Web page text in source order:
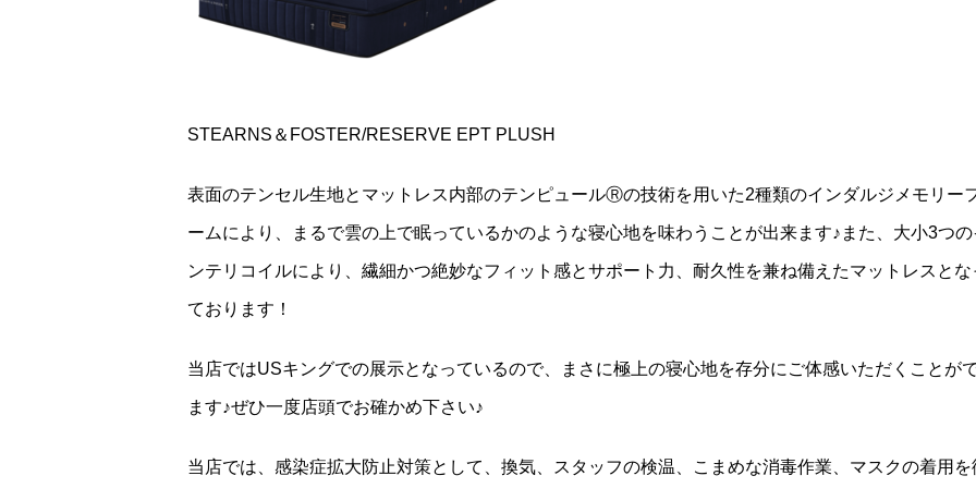
STEARNS＆FOSTER/RESERVE EPT PLUSH
表面のテンセル生地とマットレス内部のテンピュールⓇの技術を用いた2種類のインダルジメモリー
ームにより、まるで雲の上で眠っているかのような寝心地を味わうことが出来ます♪また、大小3つの
ンテリコイルにより、繊細かつ絶妙なフィット感とサポート力、耐久性を兼ね備えたマットレスとな
ております！
当店ではUSキングでの展示となっているので、まさに極上の寝心地を存分にご体感いただくことが
ます♪ぜひ一度店頭でお確かめ下さい♪
当店では、感染症拡大防止対策として、換気、スタッフの検温、こまめな消毒作業、マスクの着用を